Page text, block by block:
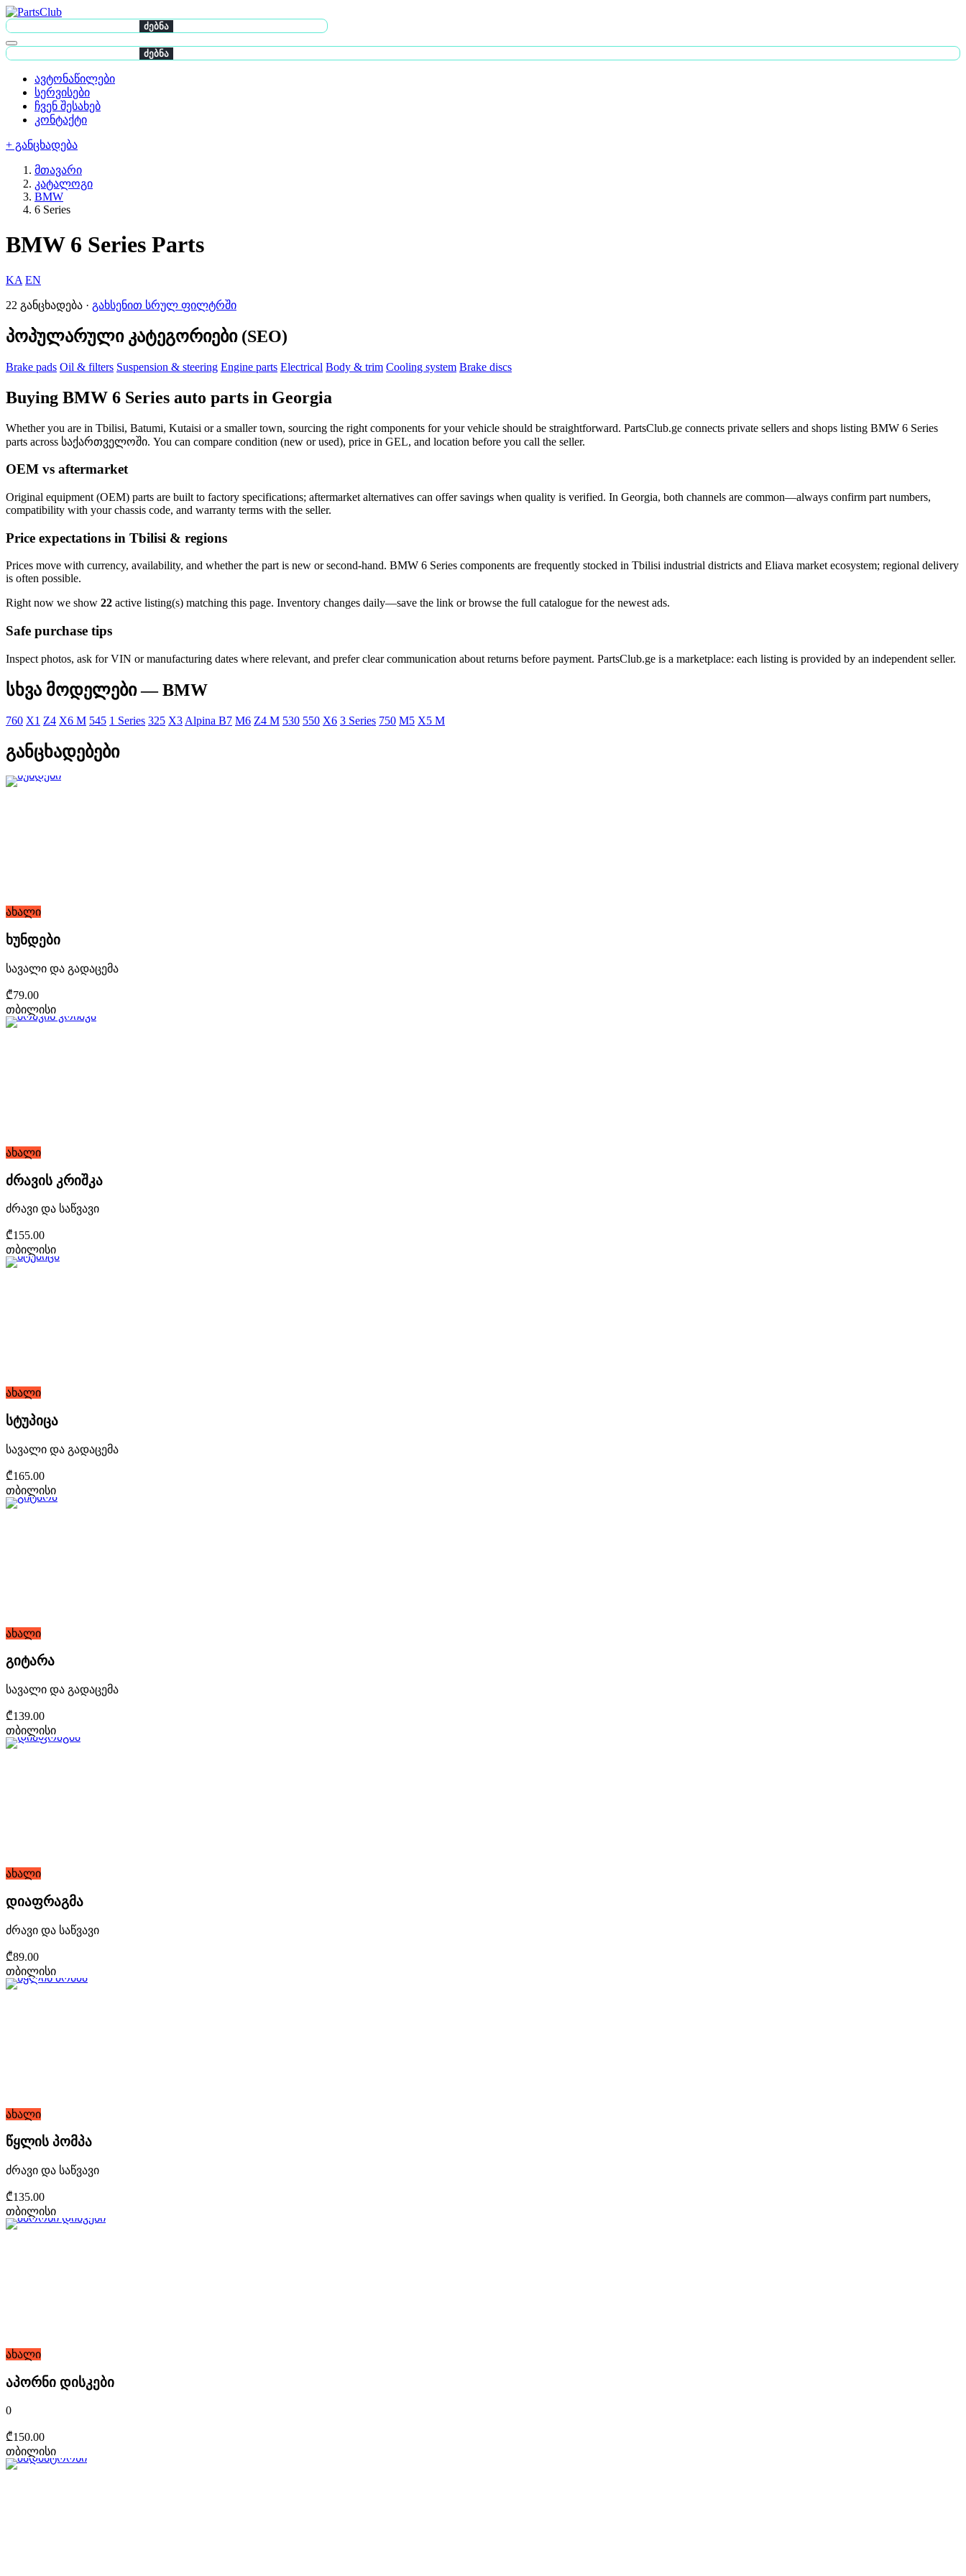
ძებნა
ძებნა
ავტონაწილები
სერვისები
ჩვენ შესახებ
კონტაქტი
+ განცხადება
მთავარი
კატალოგი
BMW
6 Series
BMW 6 Series Parts
KA EN
22 განცხადება · გახსენით სრულ ფილტრში
პოპულარული კატეგორიები (SEO)
Brake pads Oil & filters Suspension & steering Engine parts Electrical Body & trim Cooling system Brake discs
Buying BMW 6 Series auto parts in Georgia
Whether you are in Tbilisi, Batumi, Kutaisi or a smaller town, sourcing the right components for your vehicle should be straightforward. PartsClub.ge connects private sellers and shops listing BMW 6 Series
parts across საქართველოში. You can compare condition (new or used), price in GEL, and location before you call the seller.
OEM vs aftermarket
Original equipment (OEM) parts are built to factory specifications; aftermarket alternatives can offer savings when quality is verified. In Georgia, both channels are common—always confirm part numbers,
compatibility with your chassis code, and warranty terms with the seller.
Price expectations in Tbilisi & regions
Prices move with currency, availability, and whether the part is new or second-hand. BMW 6 Series components are frequently stocked in Tbilisi industrial districts and Eliava market ecosystem; regional delivery
is often possible.
Right now we show 22 active listing(s) matching this page. Inventory changes daily—save the link or browse the full catalogue for the newest ads.
Safe purchase tips
Inspect photos, ask for VIN or manufacturing dates where relevant, and prefer clear communication about returns before payment. PartsClub.ge is a marketplace: each listing is provided by an independent seller.
სხვა მოდელები — BMW
760 X1 Z4 X6 M 545 1 Series 325 X3 Alpina B7 M6 Z4 M 530 550 X6 3 Series 750 M5 X5 M
განცხადებები
ახალი
ხუნდები
სავალი და გადაცემა
₾79.00
თბილისი
ახალი
ძრავის კრიშკა
ძრავი და საწვავი
₾155.00
თბილისი
ახალი
სტუპიცა
სავალი და გადაცემა
₾165.00
თბილისი
ახალი
გიტარა
სავალი და გადაცემა
₾139.00
თბილისი
ახალი
დიაფრაგმა
ძრავი და საწვავი
₾89.00
თბილისი
ახალი
წყლის პომპა
ძრავი და საწვავი
₾135.00
თბილისი
ახალი
აპორნი დისკები
0
₾150.00
თბილისი